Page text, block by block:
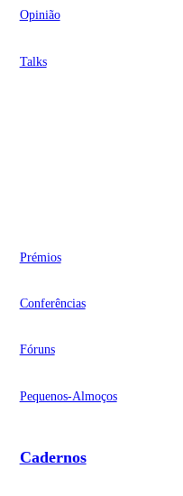
Opinião
Talks
Prémios
Conferências
Fóruns
Pequenos-Almoços
Cadernos